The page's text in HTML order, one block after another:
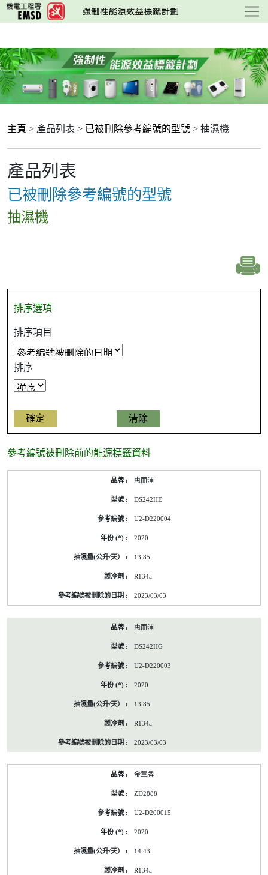
跳
至
要
內
容
主頁 > 產品列表 > 已被刪除參考編號的型號 > 抽濕機
產品列表
已被刪除參考編號的型號
抽濕機
排序選項
排序項目
排序
參考編號被刪除前的能源標籤資料
惠而浦
DS242HE
U2-D220004
2020
13.85
R134a
2023/03/03
惠而浦
DS242HG
U2-D220003
2020
13.85
R134a
2023/03/03
金章牌
ZD2888
U2-D200015
2020
14.43
R134a